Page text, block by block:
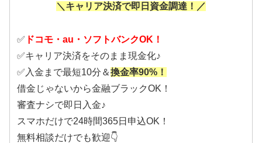
＼キャリア決済で即日資金調達！／
✅ ドコモ・au・ソフトバンクOK！
✅キャリア決済をそのまま現金化♪
✅入金まで最短10分＆換金率90%！
借金じゃないから金融ブラックOK！
審査ナシで即日入金♪
スマホだけで24時間365日申込OK！
無料相談だけでも歓迎👇